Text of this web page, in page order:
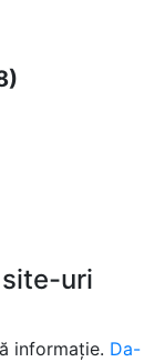
uri
informație. Da-